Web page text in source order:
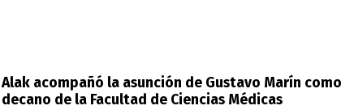
Alak acompañó la asunción de Gustavo Marín como
decano de la Facultad de Ciencias Médicas